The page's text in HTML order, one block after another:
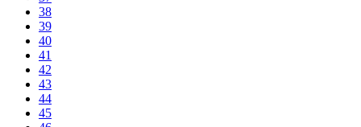
38
39
40
41
42
43
44
45